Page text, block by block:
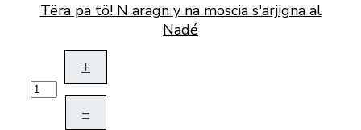
Tëra pa tö! N aragn y na moscia s'arjigna al
Nadé
+
–